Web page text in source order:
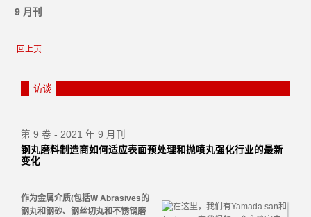
9 月刊
回上页
访谈
第 9 卷 - 2021 年 9 月刊
钢丸磨料制造商如何适应表面预处理和抛喷丸强化行业的最新
变化
作为金属介质(包括W Abrasives的
钢丸和钢砂、钢丝切丸和不锈钢磨